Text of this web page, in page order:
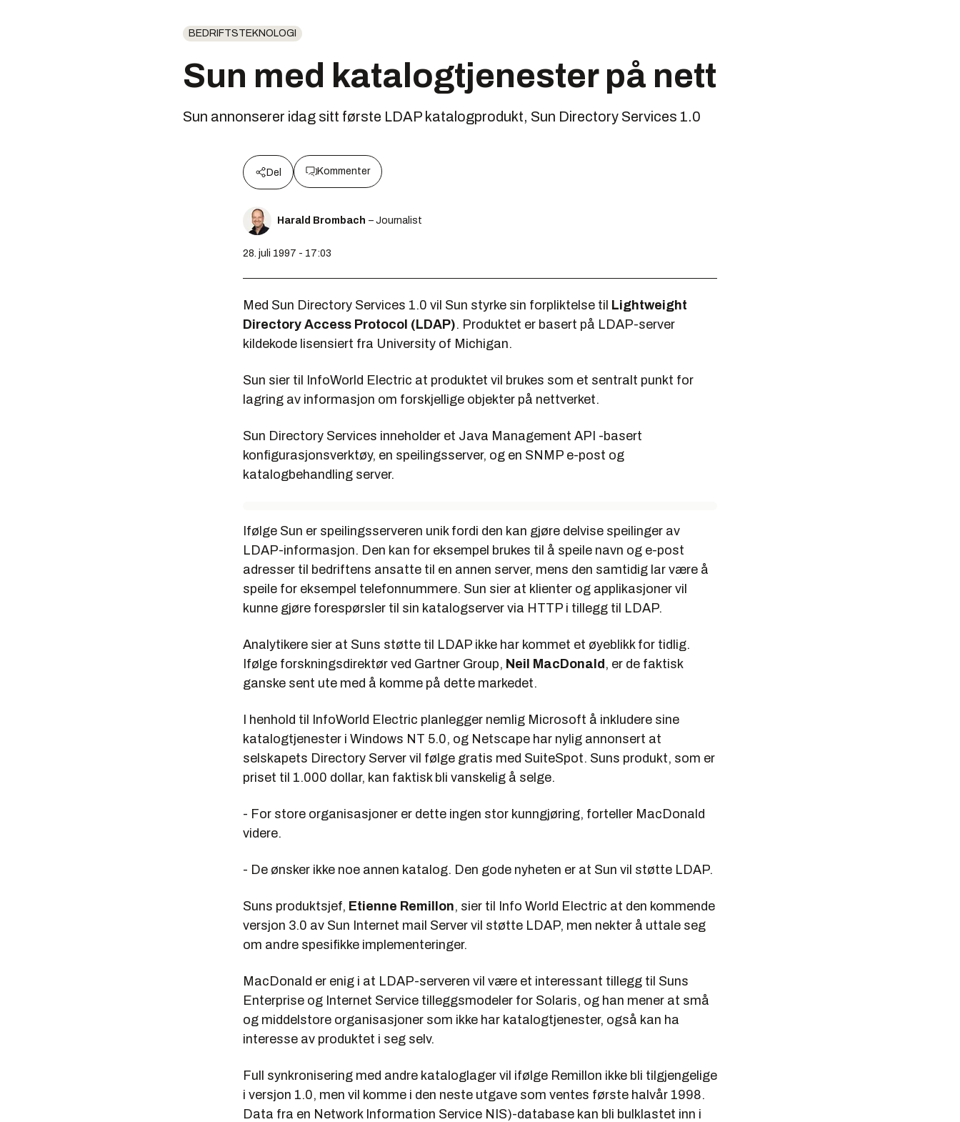
BEDRIFTSTEKNOLOGI
Sun med katalogtjenester på nett
Sun annonserer idag sitt første LDAP katalogprodukt, Sun Directory Services 1.0
Del Kommenter
Harald Brombach – Journalist
28. juli 1997 - 17:03
Med Sun Directory Services 1.0 vil Sun styrke sin forpliktelse til Lightweight
Directory Access Protocol (LDAP). Produktet er basert på LDAP-server
kildekode lisensiert fra University of Michigan.
Sun sier til InfoWorld Electric at produktet vil brukes som et sentralt punkt for
lagring av informasjon om forskjellige objekter på nettverket.
Sun Directory Services inneholder et Java Management API -basert
konfigurasjonsverktøy, en speilingsserver, og en SNMP e-post og
katalogbehandling server.
Ifølge Sun er speilingsserveren unik fordi den kan gjøre delvise speilinger av
LDAP-informasjon. Den kan for eksempel brukes til å speile navn og e-post
adresser til bedriftens ansatte til en annen server, mens den samtidig lar være å
speile for eksempel telefonnummere. Sun sier at klienter og applikasjoner vil
kunne gjøre forespørsler til sin katalogserver via HTTP i tillegg til LDAP.
Analytikere sier at Suns støtte til LDAP ikke har kommet et øyeblikk for tidlig.
Ifølge forskningsdirektør ved Gartner Group, Neil MacDonald , er de faktisk
ganske sent ute med å komme på dette markedet.
I henhold til InfoWorld Electric planlegger nemlig Microsoft å inkludere sine
katalogtjenester i Windows NT 5.0, og Netscape har nylig annonsert at
selskapets Directory Server vil følge gratis med SuiteSpot. Suns produkt, som er
priset til 1.000 dollar, kan faktisk bli vanskelig å selge.
- For store organisasjoner er dette ingen stor kunngjøring, forteller MacDonald
videre.
- De ønsker ikke noe annen katalog. Den gode nyheten er at Sun vil støtte LDAP.
Suns produktsjef, Etienne Remillon, sier til Info World Electric at den kommende
versjon 3.0 av Sun Internet mail Server vil støtte LDAP, men nekter å uttale seg
om andre spesifikke implementeringer.
MacDonald er enig i at LDAP-serveren vil være et interessant tillegg til Suns
Enterprise og Internet Service tilleggsmodeler for Solaris, og han mener at små
og middelstore organisasjoner som ikke har katalogtjenester, også kan ha
interesse av produktet i seg selv.
Full synkronisering med andre kataloglager vil ifølge Remillon ikke bli tilgjengelige
i versjon 1.0, men vil komme i den neste utgave som ventes første halvår 1998.
Data fra en Network Information Service NIS)-database kan bli bulklastet inn i